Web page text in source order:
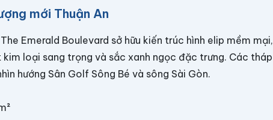
mới Thuận An
Emerald Boulevard sở hữu kiến trúc hình elip mềm mại,
loại sang trọng và sắc xanh ngọc đặc trưng. Các tháp
hướng Sân Golf Sông Bé và sông Sài Gòn.